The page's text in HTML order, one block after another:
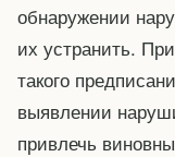
обнаружении
их устранить.
такого
выявлении
привлечь